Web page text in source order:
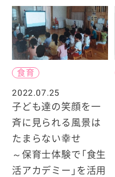
食育
2022.07.25
子ども達の笑顔を一
斉に見られる風景は
たまらない幸せ
～保育士体験で「食生
活アカデミー」を活用